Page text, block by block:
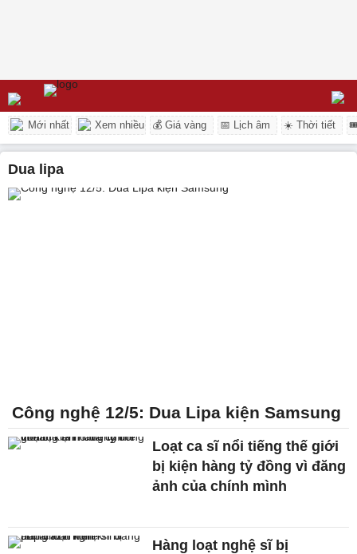
Mới nhất Xem nhiều 💰 Giá vàng 📅 Lịch âm ☀️ Thời tiết
dua lipa
Công nghệ 12/5: Dua Lipa kiện Samsung
Loạt ca sĩ nổi tiếng thế giới
bị kiện hàng tỷ đồng vì đăng
ảnh của chính mình
Hàng loạt nghệ sĩ bị